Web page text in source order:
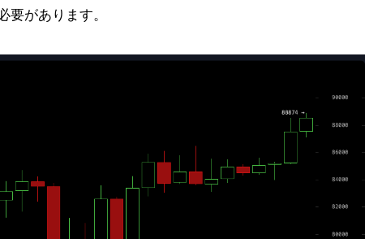
があります。